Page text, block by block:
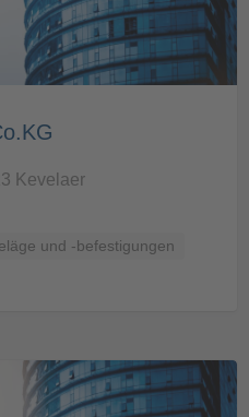
Kevelaer
und -befestigungen